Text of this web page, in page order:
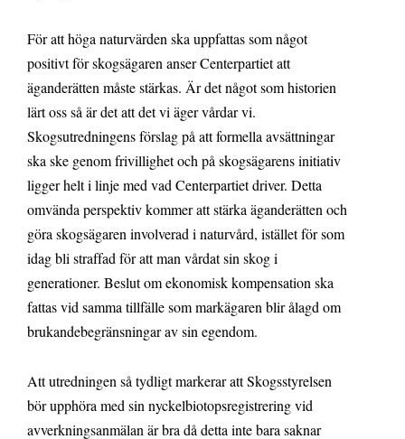
För att höga naturvärden ska uppfattas som något
positivt för skogsägaren anser Centerpartiet att
äganderätten måste stärkas. Är det något som historien
lärt oss så är det att det vi äger vårdar vi.
Skogsutredningens förslag på att formella avsättningar
ska ske genom frivillighet och på skogsägarens initiativ
ligger helt i linje med vad Centerpartiet driver. Detta
omvända perspektiv kommer att stärka äganderätten och
göra skogsägaren involverad i naturvård, istället för som
idag bli straffad för att man vårdat sin skog i
generationer. Beslut om ekonomisk kompensation ska
fattas vid samma tillfälle som markägaren blir ålagd om
brukandebegränsningar av sin egendom.
Att utredningen så tydligt markerar att Skogsstyrelsen
bör upphöra med sin nyckelbiotopsregistrering vid
avverkningsanmälan är bra då detta inte bara saknar